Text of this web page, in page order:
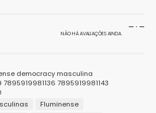
Bordô, Dourado, Vinho
NÃO HÁ AVALIAÇÕES AINDA.
ADT Masculina”
não será publicado.
democracy masculina
7895919981136 7895919981143
Fluminense